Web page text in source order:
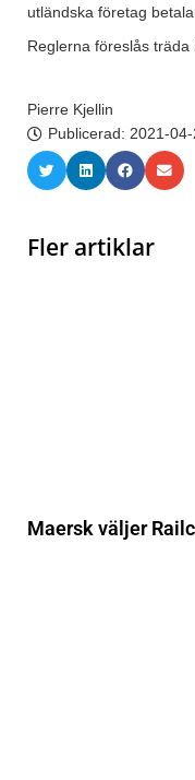
utländska företag
Reglerna föreslås träda
Pierre Kjellin
Publicerad: 2021-04-
Fler artiklar
Maersk väljer